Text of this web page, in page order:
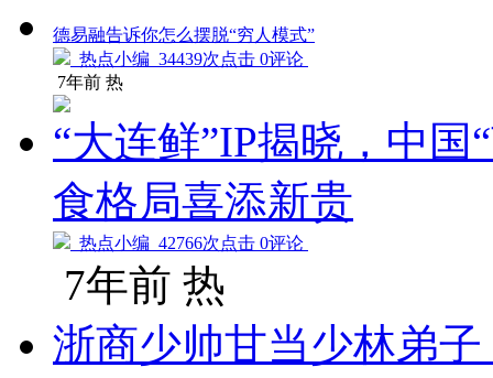
德易融告诉你怎么摆脱“穷人模式”
热点小编 34439次点击 0评论
7年前 热
“大连鲜”IP揭晓，中国
食格局喜添新贵
热点小编 42766次点击 0评论
7年前 热
浙商少帅甘当少林弟